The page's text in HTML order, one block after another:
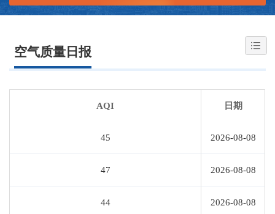
空气质量日报
AQI 日期
45 2026-08-08
47 2026-08-08
44 2026-08-08